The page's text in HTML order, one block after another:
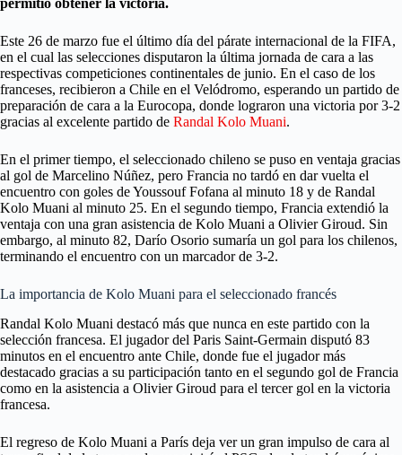
permitió obtener la victoria.
Este 26 de marzo fue el último día del párate internacional de la FIFA,
en el cual las selecciones disputaron la última jornada de cara a las
respectivas competiciones continentales de junio. En el caso de los
franceses, recibieron a Chile en el Velódromo, esperando un partido de
preparación de cara a la Eurocopa, donde lograron una victoria por 3-2
gracias al excelente partido de Randal Kolo Muani.
En el primer tiempo, el seleccionado chileno se puso en ventaja gracias
al gol de Marcelino Núñez, pero Francia no tardó en dar vuelta el
encuentro con goles de Youssouf Fofana al minuto 18 y de Randal
Kolo Muani al minuto 25. En el segundo tiempo, Francia extendió la
ventaja con una gran asistencia de Kolo Muani a Olivier Giroud. Sin
embargo, al minuto 82, Darío Osorio sumaría un gol para los chilenos,
terminando el encuentro con un marcador de 3-2.
La importancia de Kolo Muani para el seleccionado francés
Randal Kolo Muani destacó más que nunca en este partido con la
selección francesa. El jugador del Paris Saint-Germain disputó 83
minutos en el encuentro ante Chile, donde fue el jugador más
destacado gracias a su participación tanto en el segundo gol de Francia
como en la asistencia a Olivier Giroud para el tercer gol en la victoria
francesa.
El regreso de Kolo Muani a París deja ver un gran impulso de cara al